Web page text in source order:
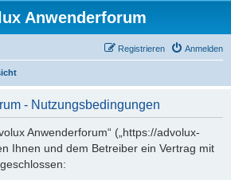
Anwenderforum
Anmelden
Registrieren
- Nutzungsbedingungen
Anwenderforum“ („https://advolux-
Ihnen und dem Betreiber ein Vertrag mit